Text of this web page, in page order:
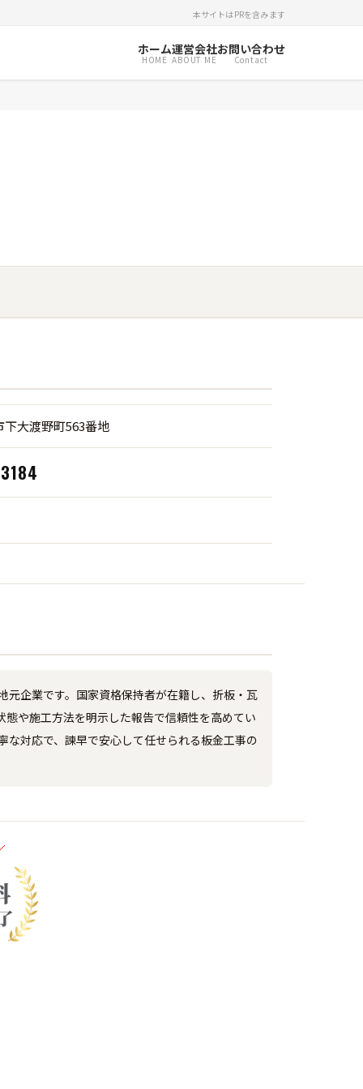
本サイトはPRを含みます
ホーム
HOME
運営会社
ABOUT ME
お問い合わせ
Contact
下大渡野町563番地
企業です。国家資格保持者が在籍し、折板・瓦
や施工方法を明示した報告で信頼性を高めてい
対応で、諫早で安心して任せられる板金工事の